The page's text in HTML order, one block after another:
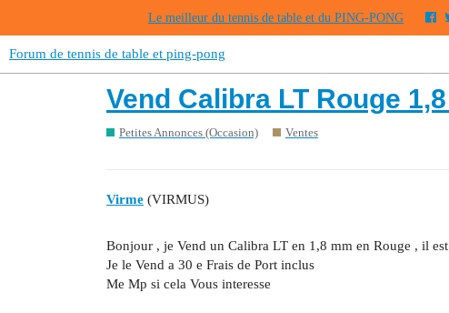
Le meilleur du tennis de table et du PING-PONG
Forum de tennis de table et ping-pong
Vend Calibra LT Rouge
Petites Annonces (Occasion) Ventes
Virme (VIRMUS)
Bonjour , je Vend un Calibra LT en 1,8 mm en Rouge , il
Je le Vend a 30 e Frais de Port inclus
Me Mp si cela Vous interesse